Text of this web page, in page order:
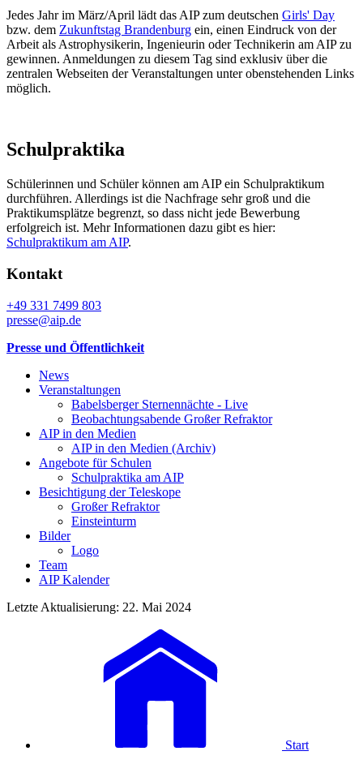
Jedes Jahr im März/April lädt das AIP zum deutschen Girls' Day
bzw. dem Zukunftstag Brandenburg ein, einen Eindruck von der
Arbeit als Astrophysikerin, Ingenieurin oder Technikerin am AIP zu
gewinnen. Anmeldungen zu diesem Tag sind exklusiv über die
zentralen Webseiten der Veranstaltungen unter obenstehenden Links
möglich.
Schulpraktika
Schülerinnen und Schüler können am AIP ein Schulpraktikum
durchführen. Allerdings ist die Nachfrage sehr groß und die
Praktikumsplätze begrenzt, so dass nicht jede Bewerbung
erfolgreich ist. Mehr Informationen dazu gibt es hier:
Schulpraktikum am AIP.
Kontakt
+49 331 7499 803
presse@aip.de
Presse und Öffentlichkeit
News
Veranstaltungen
Babelsberger Sternennächte - Live
Beobachtungsabende Großer Refraktor
AIP in den Medien
AIP in den Medien (Archiv)
Angebote für Schulen
Schulpraktika am AIP
Besichtigung der Teleskope
Großer Refraktor
Einsteinturm
Bilder
Logo
Team
AIP Kalender
Letzte Aktualisierung: 22. Mai 2024
Start